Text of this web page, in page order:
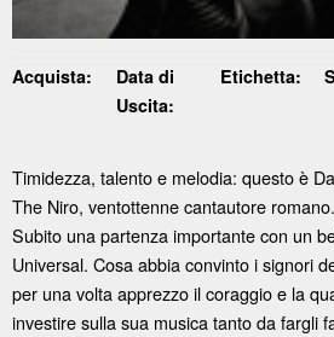
Acquista:
Data di
Uscita:
Etichetta:
Timidezza, talento e melodia: questo è
The Niro, ventottenne cantautore romano.
Subito una partenza importante con un
Universal. Cosa abbia convinto i signori
per una volta apprezzo il coraggio e la
investire sulla sua musica tanto da fargli